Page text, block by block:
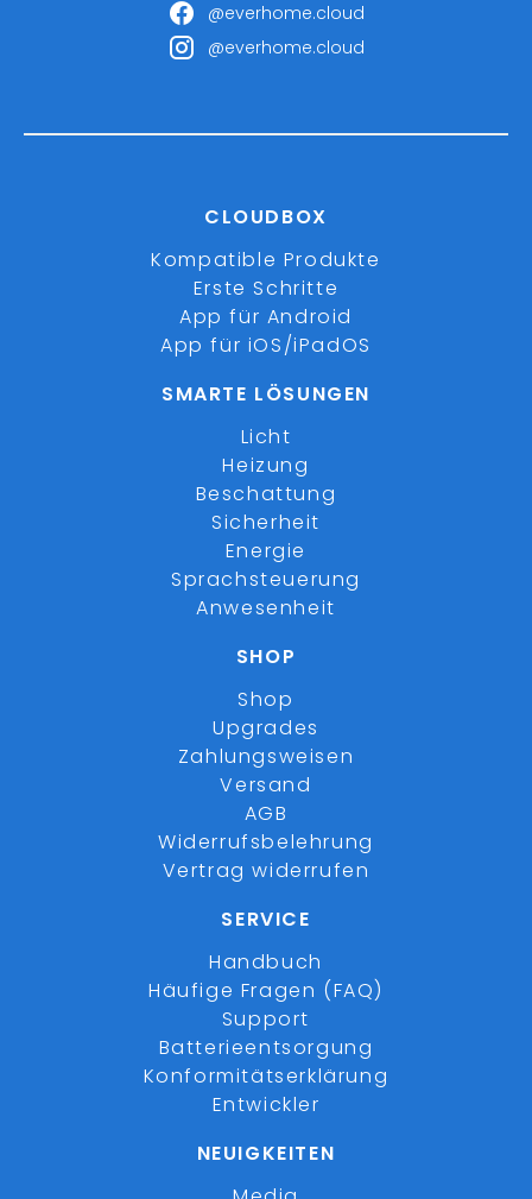
@everhome.cloud
@everhome.cloud
CLOUDBOX
Kompatible Produkte
Erste Schritte
App für Android
App für iOS/iPadOS
SMARTE LÖSUNGEN
Licht
Heizung
Beschattung
Sicherheit
Energie
Sprachsteuerung
Anwesenheit
SHOP
Shop
Upgrades
Zahlungsweisen
Versand
AGB
Widerrufsbelehrung
Vertrag widerrufen
SERVICE
Handbuch
Häufige Fragen (FAQ)
Support
Batterieentsorgung
Konformitätserklärung
Entwickler
NEUIGKEITEN